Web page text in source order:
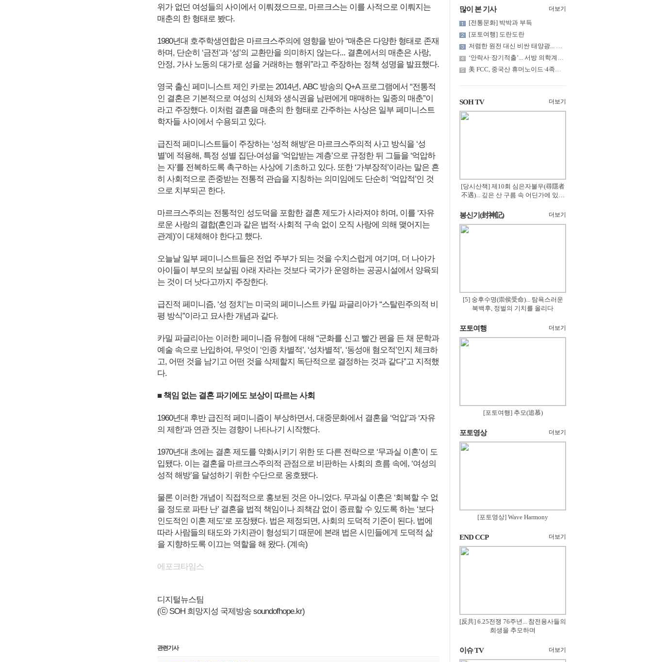
위가 없던 여성들의 사이에서 이뤄졌으므로, 마르크스는 이를 사적으로 이뤄지는
매춘의 한 형태로 봤다.
1980년대 호주학생연합은 마르크스주의에 영향을 받아 “매춘은 다양한 형태로 존재
하며, 단순히 ‘금전’과 ‘성’의 교환만을 의미하지 않는다... 결혼에서의 매춘은 사랑,
안정, 가사 노동의 대가로 성을 거래하는 행위”라고 주장하는 정책 성명을 발표했다.
영국 출신 페미니스트 제인 카로는 2014년, ABC 방송의 Q+A 프로그램에서 “전통적
인 결혼은 기본적으로 여성의 신체와 생식권을 남편에게 매매하는 일종의 매춘”이
라고 주장했다. 이처럼 결혼을 매춘의 한 형태로 간주하는 사상은 일부 페미니스트
학자들 사이에서 수용되고 있다.
급진적 페미니스트들이 주장하는 ‘성적 해방’은 마르크스주의적 사고 방식을 ‘성
별’에 적용해, 특정 성별 집단-여성을 ‘억압받는 계층’으로 규정한 뒤 그들을 ‘억압하
는 자’를 전복하도록 촉구하는 사상에 기초하고 있다. 또한 ‘가부장적’이라는 말은 흔
히 사회적으로 존중받는 전통적 관습을 지칭하는 의미임에도 단순히 ‘억압적’인 것
으로 치부되곤 한다.
마르크스주의는 전통적인 성도덕을 포함한 결혼 제도가 사라져야 하며, 이를 ‘자유
로운 사랑의 결합(혼인과 같은 법적·사회적 구속 없이 오직 사랑에 의해 맺어지는
관계)’이 대체해야 한다고 했다.
오늘날 일부 페미니스트들은 전업 주부가 되는 것을 수치스럽게 여기며, 더 나아가
아이들이 부모의 보살핌 아래 자라는 것보다 국가가 운영하는 공공시설에서 양육되
는 것이 더 낫다고까지 주장한다.
급진적 페미니즘, ‘성 정치’는 미국의 페미니스트 카밀 파글리아가 “스탈린주의적 비
평 방식”이라고 묘사한 개념과 같다.
카밀 파글리아는 이러한 페미니즘 유형에 대해 “군화를 신고 빨간 펜을 든 채 문학과
예술 속으로 난입하여, 무엇이 ‘인종 차별적’, ‘성차별적’, ‘동성애 혐오적’인지 체크하
고, 어떤 것을 남기고 어떤 것을 삭제할지 독단적으로 결정하는 것과 같다”고 지적했
다.
■ 책임 없는 결혼 파기에도 보상이 따르는 사회
1960년대 후반 급진적 페미니즘이 부상하면서, 대중문화에서 결혼을 ‘억압’과 ‘자유
의 제한’과 연관 짓는 경향이 나타나기 시작했다.
1970년대 초에는 결혼 제도를 약화시키기 위한 또 다른 전략으로 ‘무과실 이혼’이 도
입됐다. 이는 결혼을 마르크스주의적 관점으로 비판하는 사회의 흐름 속에, ‘여성의
성적 해방’을 달성하기 위한 수단으로 옹호됐다.
물론 이러한 개념이 직접적으로 홍보된 것은 아니었다. 무과실 이혼은 ‘회복할 수 없
을 정도로 파탄 난’ 결혼을 법적 책임이나 죄책감 없이 종료할 수 있도록 하는 ‘보다
인도적인 이혼 제도’로 포장됐다. 법은 제정되면, 사회의 도덕적 기준이 된다. 법에
따라 사람들의 태도와 가치관이 형성되기 때문에 본래 법은 시민들에게 도덕적 삶
을 지향하도록 이끄는 역할을 해 왔다. (계속)
에포크타임스
디지털뉴스팀
(ⓒ SOH 희망지성 국제방송 soundofhope.kr)
관련기사
많이 본 기사 더보기
[전통문화] 박박과 부득
[포토여행] 도란도란
저렴한 원전 대신 비싼 태양광... 요금 부담은 누가?
‘안락사·장기적출’... 서방 의학계까지 침투한 ‘공리주의적 생명윤....
美 FCC, 중국산 휴머노이드·4족보행 로봇·전력 인버터 신규 수입 .....
SOH TV 더보기
[당시산책] 제10회 심은자불우(尋隱者
不遇)... 깊은 산 구름 속 어딘가에 있겠
봉신기(封神記) 더보기
[5] 숭후수명(崇侯受命)... 탐욕스러운
북백후, 정벌의 기치를 올리다
포토여행 더보기
[포토여행] 추모(追慕)
포토영상 더보기
[포토영상] Wave Harmony
END CCP 더보기
[反共] 6.25전쟁 76주년... 참전용사들의
희생을 추모하며
이슈 TV 더보기